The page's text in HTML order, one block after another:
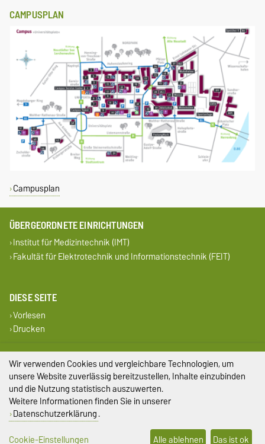
CAMPUSPLAN
Campusplan
ÜBERGEORDNETE EINRICHTUNGEN
Institut für Medizintechnik (IMT)
Fakultät für Elektrotechnik und Informationstechnik (FEIT)
DIESE SEITE
Vorlesen
Drucken
Impressum
Datenschutz
Barrierefreiheit
Cookie-Einstellungen
Wir verwenden Cookies und vergleichbare Technologien, um
unsere Website zuverlässig bereitzustellen, Inhalte einzubinden
und die Nutzung statistisch auszuwerten.
Weitere Informationen finden Sie in unserer
Datenschutzerklärung.
Cookie-Einstellungen
Alle ablehnen Das ist ok